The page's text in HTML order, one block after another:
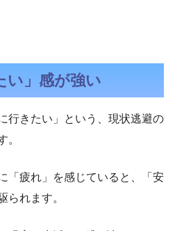
い」感が強い
行きたい」という、現状逃避の
。
「疲れ」を感じていると、「安
られます。